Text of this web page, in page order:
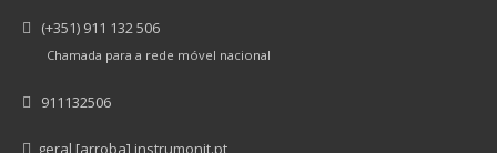
(+351) 911 132 506
Chamada para a rede móvel nacional
911132506
geral [arroba] instrumonit.pt